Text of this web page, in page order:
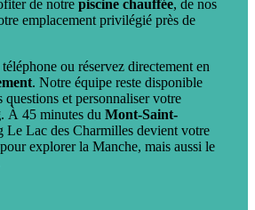
de notre piscine chauffée, de nos
emplacement privilégié près de
ou réservez directement en
. Notre équipe reste disponible
questions et personnaliser votre
. À 45 minutes du Mont-Saint-
Le Lac des Charmilles devient votre
explorer la Manche, mais aussi le